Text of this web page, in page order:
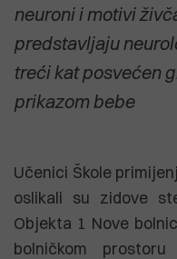
neuroni i motivi
predstavljaju
treći kat posvećen
prikazom bebe
Učenici Škole
oslikali su zidove
Objekta 1 Nove
bolničkom